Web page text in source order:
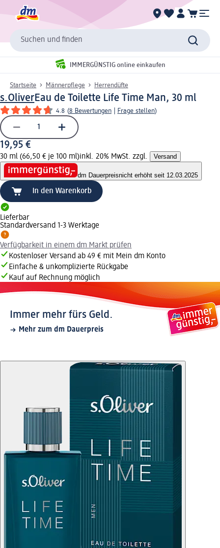
Suchen und finden
IMMERGÜNSTIG online einkaufen
Startseite Männerpflege Herrendüfte
s.OliverEau de Toilette Life Time Man, 30 ml
4.8 (8 Bewertungen Frage stellen)
19,95 €
30 ml (66,50 € je 100 ml)inkl. 20% MwSt. zzgl. Versand
dm Dauerpreisnicht erhöht seit 12.03.2025
In den Warenkorb
Lieferbar
Standardversand 1-3 Werktage
Verfügbarkeit in einem dm Markt prüfen
Kostenloser Versand ab 49 € mit Mein dm Konto
Einfache & unkomplizierte Rückgabe
Kauf auf Rechnung möglich
Immer mehr fürs Geld.
Mehr zum dm Dauerpreis